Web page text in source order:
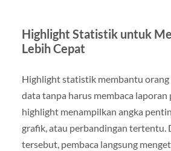
Highlight Statistik untuk
Lebih Cepat
Highlight statistik membantu
data tanpa harus membaca laporan
highlight menampilkan angka
grafik, atau perbandingan tertentu.
tersebut, pembaca langsung